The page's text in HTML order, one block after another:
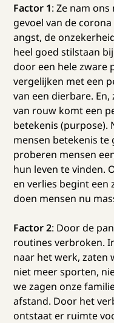
Factor 1: Ze nam
gevoel van de
angst, de
heel goed stilstaan
door een hele zware
vergelijken met een
van een dierbare.
van rouw komt een
betekenis (purpose).
mensen betekenis te
proberen mensen
hun leven te vinden.
en verlies begint
doen mensen nu
Factor 2: Door de
routines verbroken.
naar het werk, zaten
niet meer sporten,
we zagen onze
afstand. Door het
ontstaat er ruimte